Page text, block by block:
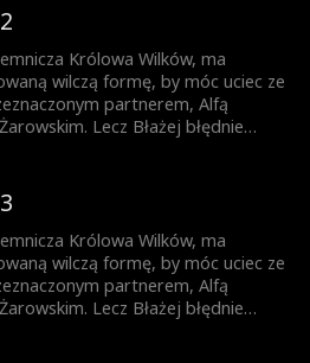
życie ich syna jest zagrożone,
szansa, by Błażej zrozumiał
czy nie będzie już za późno?
Królowa Wilków, ma
wilczą formę, by móc uciec ze
partnerem, Alfą
Lecz Błażej błędnie
życie ich syna jest zagrożone,
szansa, by Błażej zrozumiał
czy nie będzie już za późno?
Królowa Wilków, ma
wilczą formę, by móc uciec ze
partnerem, Alfą
Lecz Błażej błędnie